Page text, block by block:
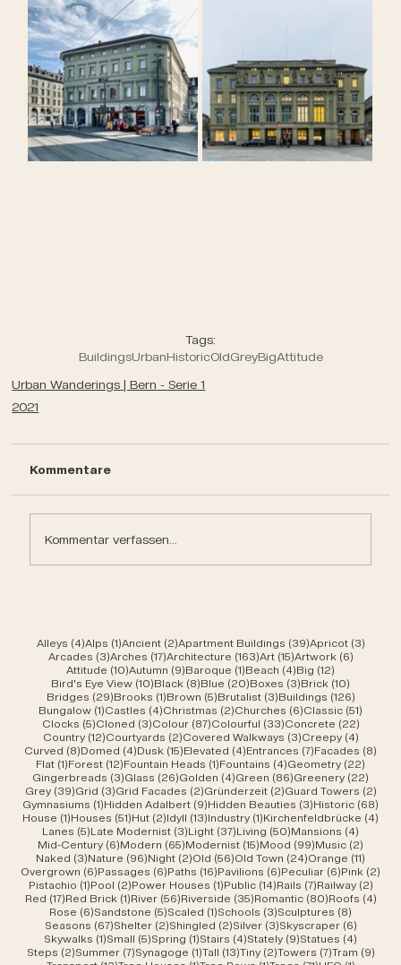
Tags:
BuildingsUrbanHistoricOldGreyBigAttitude
Urban Wanderings | Bern - Serie 1
2021
Kommentare
Kommentar verfassen...
Alleys (4)4 Beiträge
Alps (1)1 Beitrag
Ancient (2)2 Beiträge
Apartment Buildings (39)39 Beiträge
Apricot (3)3
Arcades (3)3 Beiträge
Arches (17)17 Beiträge
Architecture (163)163 Beiträge
Art (15)15 Beiträge
Artwork (6)6
Attitude (10)10 Beiträge
Autumn (9)9 Beiträge
Baroque (1)1 Beitrag
Beach (4)4 Beiträge
Big (12)
Bird's Eye View (10)10 Beiträge
Black (8)8 Beiträge
Blue (20)20 Beiträge
Boxes (3)3 Beiträge
Brick (10)
Bridges (29)29 Beiträge
Brooks (1)1 Beitrag
Brown (5)5 Beiträge
Brutalist (3)3 Beiträge
Buildings (126)126
Bungalow (1)1 Beitrag
Castles (4)4 Beiträge
Christmas (2)2 Beiträge
Churches (6)6 Beiträge
Classic (51)
Clocks (5)5 Beiträge
Cloned (3)3 Beiträge
Colour (87)87 Beiträge
Colourful (33)33 Beiträge
Concrete (22)22
Country (12)12 Beiträge
Courtyards (2)2 Beiträge
Covered Walkways (3)3 Beiträge
Creepy (4)4
Curved (8)8 Beiträge
Domed (4)4 Beiträge
Dusk (15)15 Beiträge
Elevated (4)4 Beiträge
Entrances (7)7 Beiträge
Facades (8)
Flat (1)1 Beitrag
Forest (12)12 Beiträge
Fountain Heads (1)1 Beitrag
Fountains (4)4 Beiträge
Geometry (22)
Gingerbreads (3)3 Beiträge
Glass (26)26 Beiträge
Golden (4)4 Beiträge
Green (86)86 Beiträge
Greenery (22)
Grey (39)39 Beiträge
Grid (3)3 Beiträge
Grid Facades (2)2 Beiträge
Gründerzeit (2)2 Beiträge
Guard Towers (2)2
Gymnasiums (1)1 Beitrag
Hidden Adalbert (9)9 Beiträge
Hidden Beauties (3)3 Beiträge
Historic (68)
House (1)1 Beitrag
Houses (51)51 Beiträge
Hut (2)2 Beiträge
Idyll (13)13 Beiträge
Industry (1)1 Beitrag
Kirchenfeldbrücke (4)
Lanes (5)5 Beiträge
Late Modernist (3)3 Beiträge
Light (37)37 Beiträge
Living (50)50 Beiträge
Mansions (4)
Mid-Century (6)6 Beiträge
Modern (65)65 Beiträge
Modernist (15)15 Beiträge
Mood (99)99 Beiträge
Music (2)
Naked (3)3 Beiträge
Nature (96)96 Beiträge
Night (2)2 Beiträge
Old (56)56 Beiträge
Old Town (24)24 Beiträge
Orange (11)
Overgrown (6)6 Beiträge
Passages (6)6 Beiträge
Paths (16)16 Beiträge
Pavilions (6)6 Beiträge
Peculiar (6)6 Beiträge
Pink (2)
Pistachio (1)1 Beitrag
Pool (2)2 Beiträge
Power Houses (1)1 Beitrag
Public (14)14 Beiträge
Rails (7)7 Beiträge
Railway (2)2
Red (17)17 Beiträge
Red Brick (1)1 Beitrag
River (56)56 Beiträge
Riverside (35)35 Beiträge
Romantic (80)80 Beiträge
Roofs (4)4
Rose (6)6 Beiträge
Sandstone (5)5 Beiträge
Scaled (1)1 Beitrag
Schools (3)3 Beiträge
Sculptures (8)
Seasons (67)67 Beiträge
Shelter (2)2 Beiträge
Shingled (2)2 Beiträge
Silver (3)3 Beiträge
Skyscraper (6)6
Skywalks (1)1 Beitrag
Small (5)5 Beiträge
Spring (1)1 Beitrag
Stairs (4)4 Beiträge
Stately (9)9 Beiträge
Statues (4)
Steps (2)2 Beiträge
Summer (7)7 Beiträge
Synagoge (1)1 Beitrag
Tall (13)13 Beiträge
Tiny (2)2 Beiträge
Towers (7)7 Beiträge
Tram (9)9